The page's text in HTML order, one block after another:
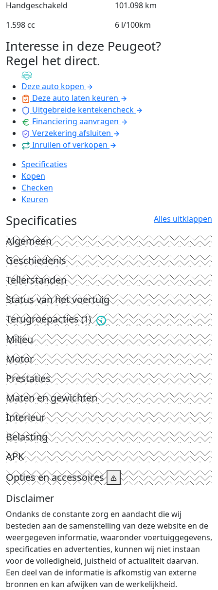
Handgeschakeld
101.098 km
1.598 cc
6 l/100km
Interesse in deze Peugeot?
Regel het direct.
Deze auto kopen
Deze auto laten keuren
Uitgebreide kentekencheck
Financiering aanvragen
Verzekering afsluiten
Inruilen of verkopen
Specificaties
Kopen
Checken
Keuren
Specificaties Alles uitklappen
Algemeen
Geschiedenis
Tellerstanden
Status van het voertuig
Terugroepacties(1)
Milieu
Motor
Prestaties
Maten en gewichten
Interieur
Belasting
APK
Opties en accessoires
Disclaimer
Ondanks de constante zorg en aandacht die wij
besteden aan de samenstelling van deze website en de
weergegeven informatie, waaronder voertuiggegevens,
specificaties en advertenties, kunnen wij niet instaan
voor de volledigheid, juistheid of actualiteit daarvan.
Een deel van de informatie is afkomstig van externe
bronnen en kan afwijken van de werkelijkheid.